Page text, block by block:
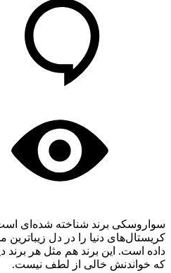
سواروسکی برند شناخته شده‌ای
کریستال‌های دنیا را در دل
داده است. این برند هم مثل هر
که خواندنش خالی از لطف نیست.